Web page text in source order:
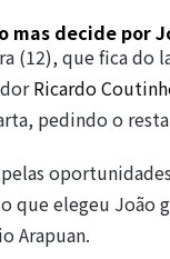
mas decide por
(12), que fica do
Ricardo
pedindo o
elegeu João
Arapuan.